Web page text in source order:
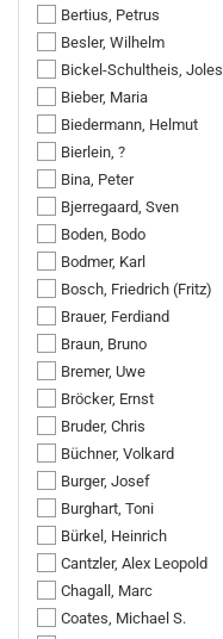
Bertius, Petrus
Besler, Wilhelm
Bickel-Schultheis, Joles
Bieber, Maria
Biedermann, Helmut
Bierlein, ?
Bina, Peter
Bjerregaard, Sven
Boden, Bodo
Bodmer, Karl
Bosch, Friedrich (Fritz)
Brauer, Ferdiand
Braun, Bruno
Bremer, Uwe
Bröcker, Ernst
Bruder, Chris
Büchner, Volkard
Burger, Josef
Burghart, Toni
Bürkel, Heinrich
Cantzler, Alex Leopold
Chagall, Marc
Coates, Michael S.